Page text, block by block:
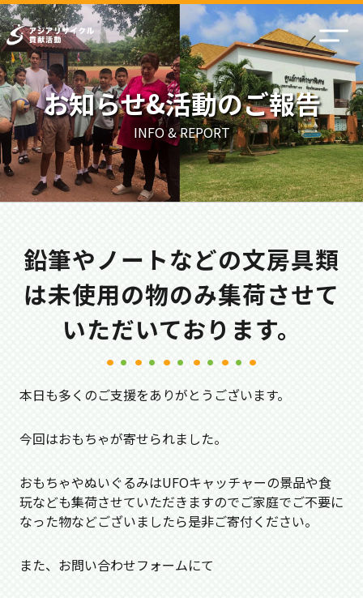
お知らせ&活動のご報告
INFO & REPORT
鉛筆やノートなどの文房具類
は未使用の物のみ集荷させて
いただいております。
本日も多くのご支援をありがとうございます。
今回はおもちゃが寄せられました。
おもちゃやぬいぐるみはUFOキャッチャーの景品や食
玩なども集荷させていただきますのでご家庭でご不要に
なった物などございましたら是非ご寄付ください。
また、お問い合わせフォームにて